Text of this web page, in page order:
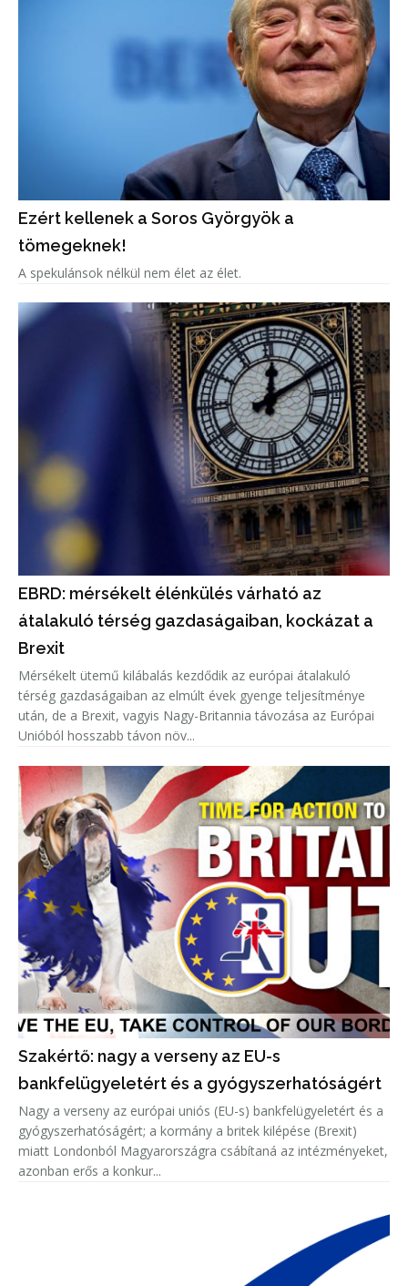
Ezért kellenek a Soros Györgyök a
tömegeknek!
A spekulánsok nélkül nem élet az élet.
EBRD: mérsékelt élénkülés várható az
átalakuló térség gazdaságaiban, kockázat a
Brexit
Mérsékelt ütemű kilábalás kezdődik az európai átalakuló
térség gazdaságaiban az elmúlt évek gyenge teljesítménye
után, de a Brexit, vagyis Nagy-Britannia távozása az Európai
Unióból hosszabb távon növ...
Szakértő: nagy a verseny az EU-s
bankfelügyeletért és a gyógyszerhatóságért
Nagy a verseny az európai uniós (EU-s) bankfelügyeletért és a
gyógyszerhatóságért; a kormány a britek kilépése (Brexit)
miatt Londonból Magyarországra csábítaná az intézményeket,
azonban erős a konkur...